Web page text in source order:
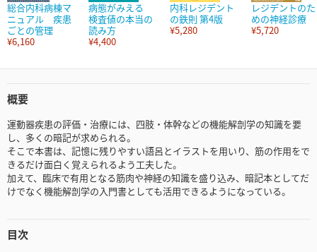
総合内科病棟マ
ニュアル 疾患
ごとの管理
¥6,160
病態がみえる
検査値の本当の
読み方
¥4,400
内科レジデント
の鉄則 第4版
¥5,280
レジデントのた
めの神経診療
¥5,720
概要
運動器疾患の評価・治療には、四肢・体幹などの機能解剖学の知識を要
し、多くの暗記が求められる。
そこで本書は、記憶に残りやすい語呂とイラストを用いり、筋の作用をで
きるだけ面白く覚えられるよう工夫した。
加えて、臨床で有用となる筋肉や神経の知識を盛り込み、暗記本としてだ
けでなく機能解剖学の入門書としても活用できるようになっている。
目次